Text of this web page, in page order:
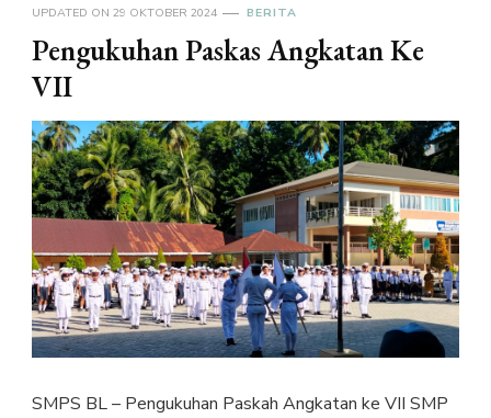
UPDATED ON 29 OKTOBER 2024 BERITA
Pengukuhan Paskas Angkatan Ke
VII
SMPS BL – Pengukuhan Paskah Angkatan ke VII SMP